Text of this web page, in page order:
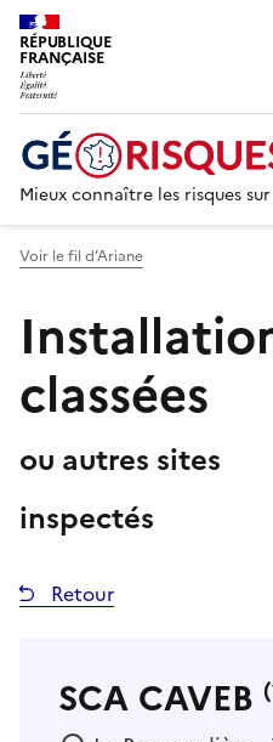
RÉPUBLIQUE
FRANÇAISE
Mieux connaître les risques
Voir le fil d’Ariane
classées
ou autres sites
inspectés
Retour
SCA CAVEB